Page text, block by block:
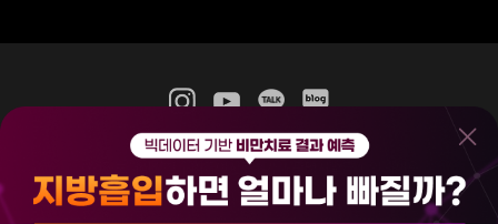
365mc 병·의원 이용약관
홈페이지 이용약관
비급여진료수가
(주)365mcㅣ서울특별시 서초구 서초대로52길 7, 3~4층(서초동, 제일빌딩)